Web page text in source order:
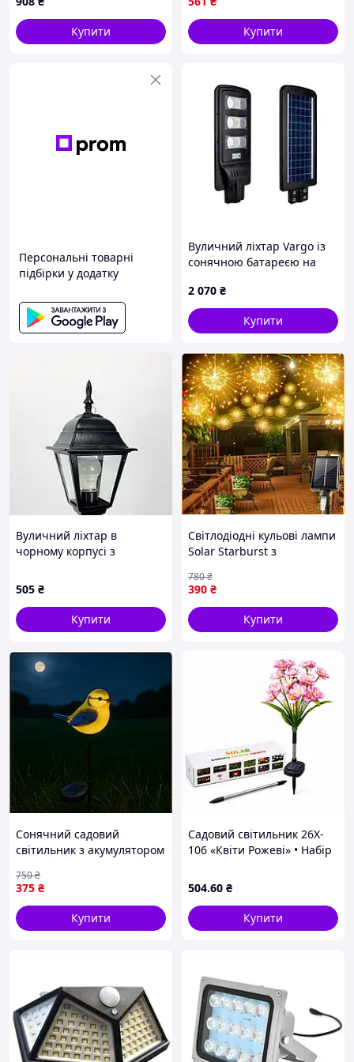
272*180*30mm, Black
Купити
вашої ділянки
Купити
Персональні товарні
підбірки у додатку
Вуличний ліхтар Vargo із
сонячною батареєю на
корпус-міцний пластик,
120W, 6500K, 5400Lm, ip66,
вбудований
2 070 ₴
Купити
Вуличний ліхтар в
чорному корпусі з
505 ₴
Купити
Світлодіодні кульові лампи
Solar Starburst з
і 8 режимами теплого
білого світла
390 ₴
780₴
Купити
Сонячний садовий
світильник з акумулятором
вуличного освітлення та
декору
375 ₴
750₴
Купити
Садовий світильник 26X-
106 «Квіти Рожеві» • Набір
на сонячній батареї для
саду, клумби та доріжок, 2
шт
504.60 ₴
Купити